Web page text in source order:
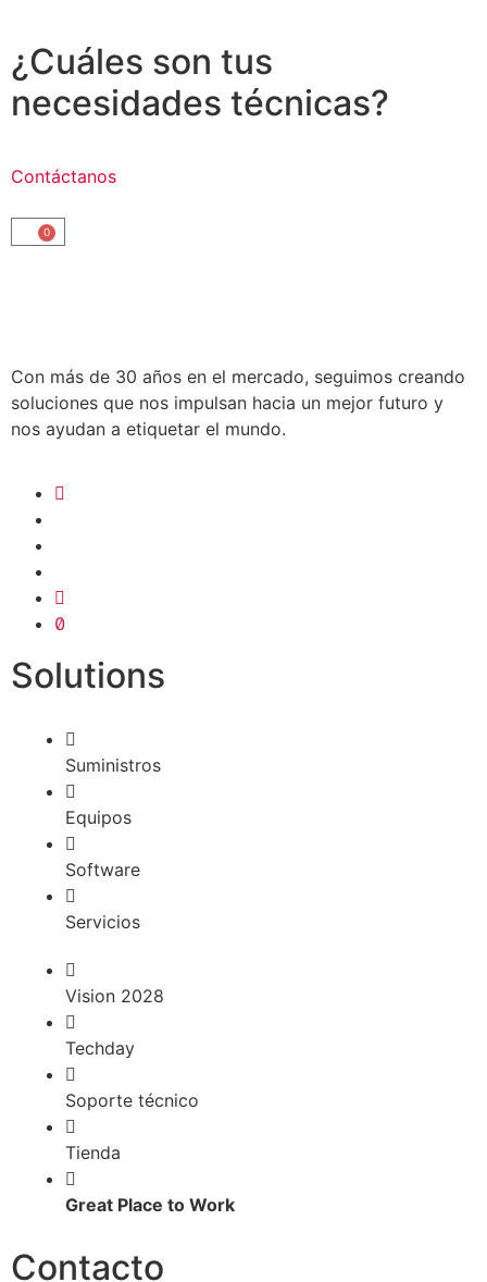
¿Cuáles son tus
necesidades técnicas?
Contáctanos
0
Con más de 30 años en el mercado, seguimos creando
soluciones que nos impulsan hacia un mejor futuro y
nos ayudan a etiquetar el mundo.
Solutions
Suministros
Equipos
Software
Servicios
Vision 2028
Techday
Soporte técnico
Tienda
Great Place to Work
Contacto